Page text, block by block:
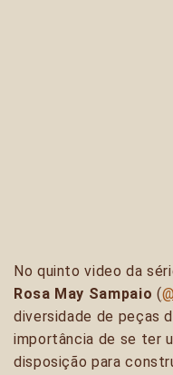
No quinto video da
Rosa May Sampaio (
diversidade de peças
importância de se ter
disposição para